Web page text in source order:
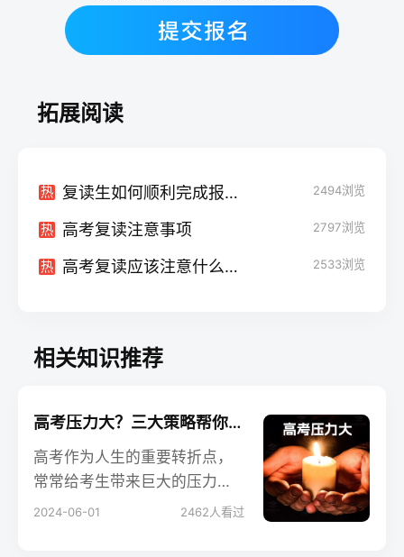
拓展阅读
热 复读生如何顺利完成报名？ 2494浏览
热 高考复读注意事项 2797浏览
热 高考复读应该注意什么？重振雄风，再战高考！ 2533浏览
相关知识推荐
高考压力大？三大策略帮你轻松应对
高考作为人生的重要转折点，
常常给考生带来巨大的压力。
为了帮助考生们在备考期间保
2024-06-01 2462人看过